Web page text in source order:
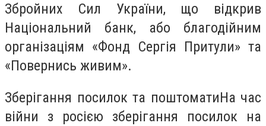
Збройних Сил України, що відкрив
Національний банк, або благодійним
організаціям «Фонд Сергія Притули» та
«Повернись живим».
Зберігання посилок та поштоматиНа час
війни з росією зберігання посилок на